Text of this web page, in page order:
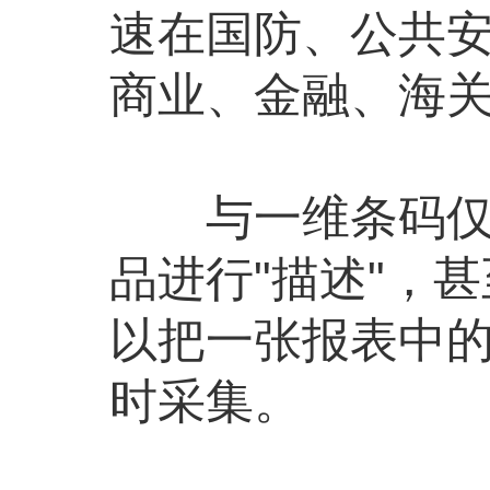
速在国防、公共
商业、金融、海
与一维条码仅
品进行"描述"，
以把一张报表中
时采集。